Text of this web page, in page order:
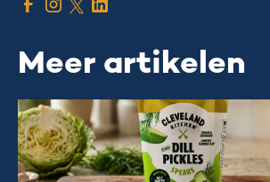
Meer artikelen